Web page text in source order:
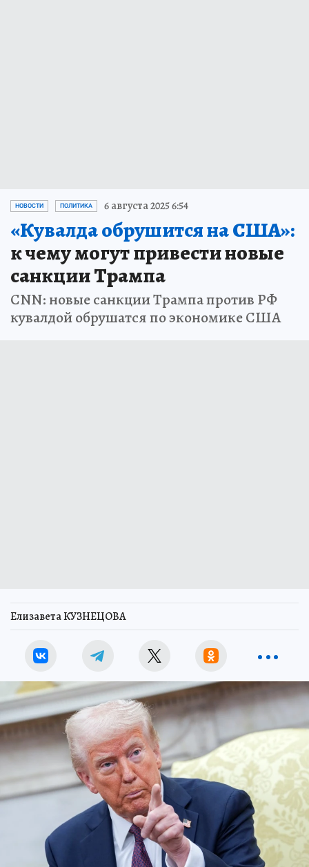
НОВОСТИ ПОЛИТИКА 6 августа 2025 6:54
«Кувалда обрушится на США»:
к чему могут привести новые
санкции Трампа
CNN: новые санкции Трампа против РФ
кувалдой обрушатся по экономике США
Елизавета КУЗНЕЦОВА